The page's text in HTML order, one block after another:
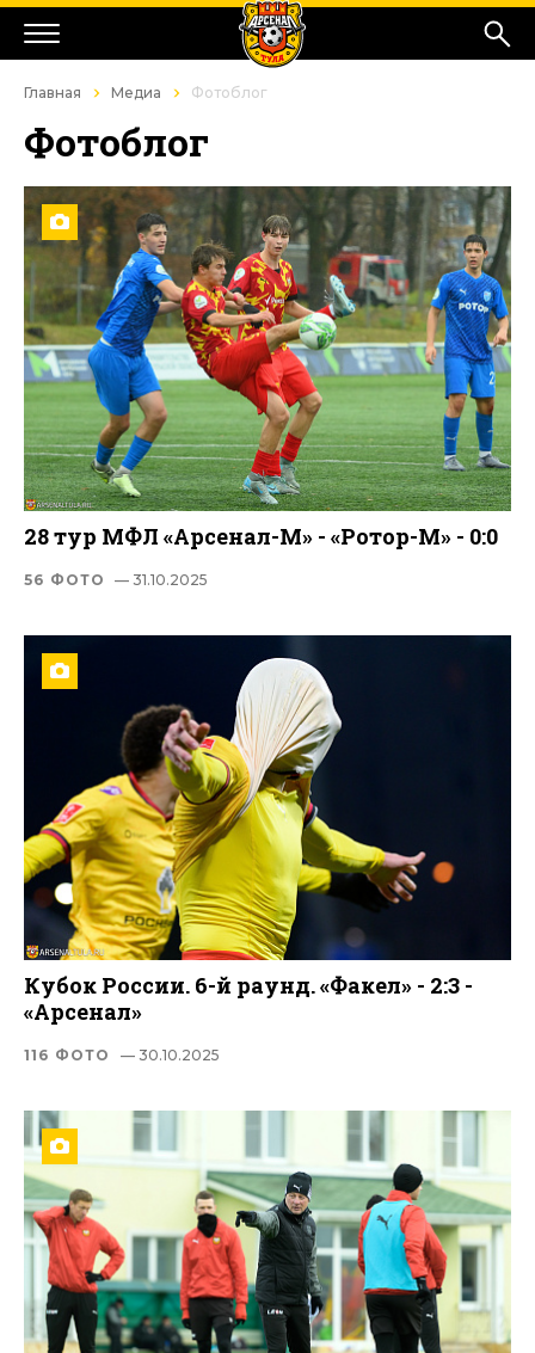
Главная Медиа Фотоблог
Фотоблог
28 тур МФЛ «Арсенал-М» - «Ротор-М» - 0:0
56 ФОТО — 31.10.2025
Кубок России. 6-й раунд. «Факел» - 2:3 -
«Арсенал»
116 ФОТО — 30.10.2025